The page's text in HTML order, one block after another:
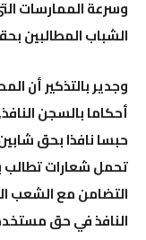
وسرعة الممارسات
الشباب المطالبين
وجدير بالتذكير أن
حبسا نافذا بحق
تحمل شعارات تطالب
التضامن مع الشعب
النافذ في حق